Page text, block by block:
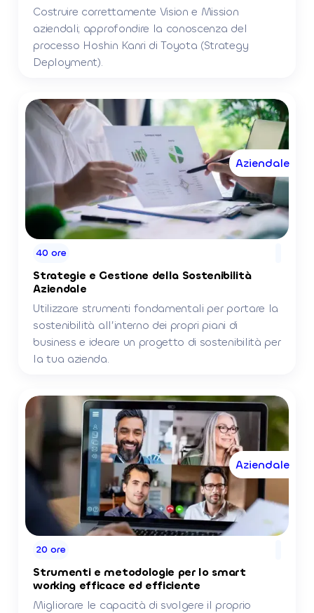
Costruire correttamente Vision e Mission
aziendali; approfondire la conoscenza del
processo Hoshin Kanri di Toyota (Strategy
Deployment).
40 ore
Strategie e Gestione della Sostenibilità
Aziendale
Utilizzare strumenti fondamentali per portare la
sostenibilità all’interno dei propri piani di
business e ideare un progetto di sostenibilità per
la tua azienda.
Aziendale
20 ore
Strumenti e metodologie per lo smart
working efficace ed efficiente
Migliorare le capacità di svolgere il proprio
Aziendale